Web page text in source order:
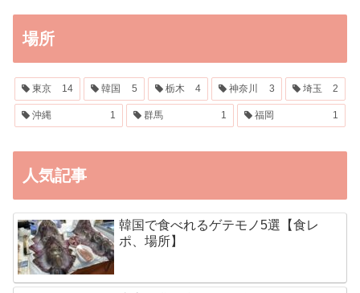
場所
東京 14 韓国 5 栃木 4 神奈川 3 埼玉 2
沖縄 1 群馬 1 福岡 1
人気記事
韓国で食べれるゲテモノ5選【食レ
ポ、場所】